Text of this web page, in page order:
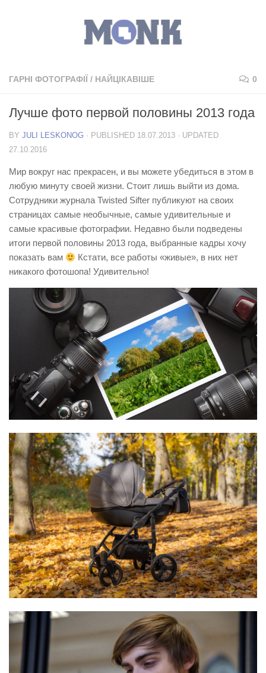
ГАРНІ ФОТОГРАФІЇ / НАЙЦІКАВІШЕ 0
Лучше фото первой половины 2013 года
BY JULI LESKONOG · PUBLISHED 18.07.2013 · UPDATED
27.10.2016
Мир вокруг нас прекрасен, и вы можете убедиться в этом в
любую минуту своей жизни. Стоит лишь выйти из дома.
Сотрудники журнала Twisted Sifter публикуют на своих
страницах самые необычные, самые удивительные и
самые красивые фотографии. Недавно были подведены
итоги первой половины 2013 года, выбранные кадры хочу
показать вам
Кстати, все работы «живые», в них нет
никакого фотошопа! Удивительно!